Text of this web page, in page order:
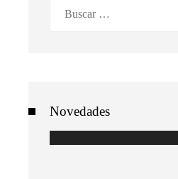
Novedades